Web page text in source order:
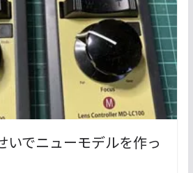
いでニューモデルを作っ